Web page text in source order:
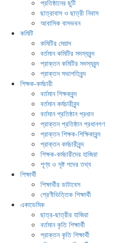
প্রতিষ্ঠানের ছুটি
ছাত্রাবাস ও ছাত্রী নিবাস
আবাসিক বাসভবন
কমিটি
কমিটির মেয়াদ
বর্তমান কমিটির সদস্যবৃন্দ
প্রাক্তন কমিটির সদস্যবৃন্দ
প্রাক্তন সভাপতিবৃন্দ
শিক্ষক-কর্মচারী
বর্তমান শিক্ষকবৃন্দ
বর্তমান কর্মচারীবৃন্দ
বর্তমান প্রতিষ্ঠান প্রধান
প্রাক্তন প্রতিষ্ঠান প্রধানগণ
প্রাক্তন শিক্ষক-শিক্ষিকাবৃন্দ
প্রাক্তন কর্মচারীবৃন্দ
শিক্ষক-কর্মচারীদের হাজিরা
শূণ্য ও সৃষ্ট পদের তথ্য
শিক্ষার্থী
শিক্ষার্থীর ডাটাবেস
শ্রেণীভিত্তিক শিক্ষার্থী
একাডেমিক
ছাত্র-ছাত্রীর হাজিরা
বর্তমান কৃতি শিক্ষার্থী
প্রাক্তন কৃতি শিক্ষার্থী